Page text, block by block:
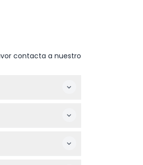
contacta a nuestro